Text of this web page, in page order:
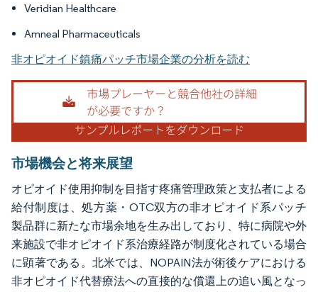
Veridian Healthcare
Amneal Pharmaceuticals
非オピオイド鎮痛パッチ市場企業の分析を読む
市場機会と将来展望
オピオイド使用抑制を目指す疼痛管理政策と支払者による
給付制度は、処方薬・OTC双方の非オピオイド系パッチ
製品群に新たな市場余地を生み出しており、特に病院や外
来施設で非オピオイド系治療経路が制度化されている場合
に顕著である。北米では、NOPAIN法が術後ケアにおける
非オピオイド代替療法への直接的な償還上の追い風となっ